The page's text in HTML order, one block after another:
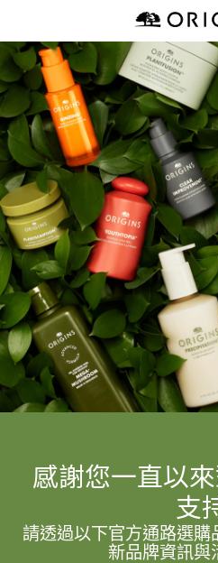
感謝您一直以
支
請透過以下官方通路選購
新品牌資訊與